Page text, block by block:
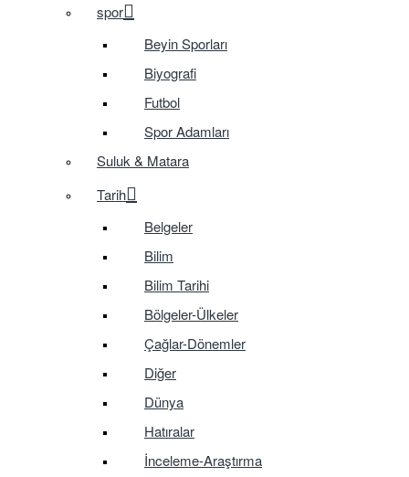
spor
Beyin Sporları
Biyografi
Futbol
Spor Adamları
Suluk & Matara
Tarih
Belgeler
Bilim
Bilim Tarihi
Bölgeler-Ülkeler
Çağlar-Dönemler
Diğer
Dünya
Hatıralar
İnceleme-Araştırma